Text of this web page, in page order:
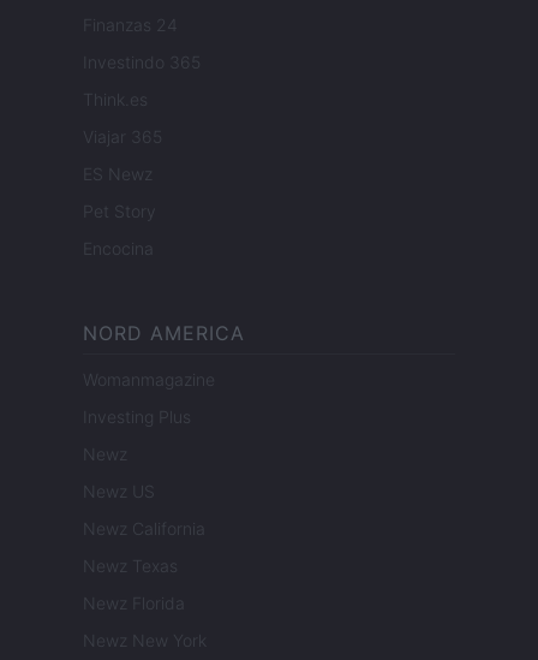
Finanzas 24
Investindo 365
Think.es
Viajar 365
ES Newz
Pet Story
Encocina
NORD AMERICA
Womanmagazine
Investing Plus
Newz
Newz US
Newz California
Newz Texas
Newz Florida
Newz New York